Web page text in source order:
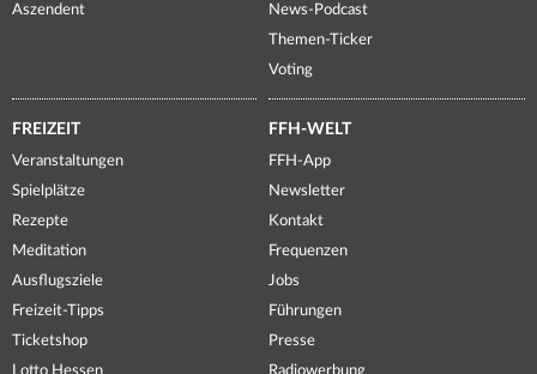
Aszendent
News-Podcast
Themen-Ticker
Voting
FREIZEIT
Veranstaltungen
Spielplätze
Rezepte
Meditation
Ausflugsziele
Freizeit-Tipps
Ticketshop
Lotto Hessen
FFH-WELT
FFH-App
Newsletter
Kontakt
Frequenzen
Jobs
Führungen
Presse
Radiowerbung